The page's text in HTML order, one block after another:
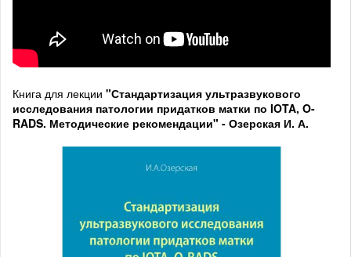
Книга для лекции "Стандартизация ультразвукового
исследования патологии придатков матки по IOTA, O-
RADS. Методические рекомендации" - Озерская И. А.